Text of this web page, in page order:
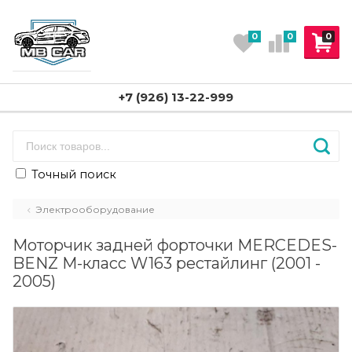
0
0 0
+7 (926) 13-22-999
Точный поиск
Электрооборудование
Моторчик задней форточки MERCEDES-
BENZ M-класс W163 рестайлинг (2001 -
2005)